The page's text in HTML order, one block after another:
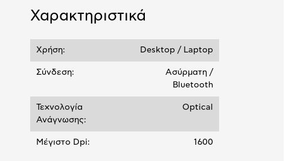
Χαρακτηριστικά
Χρήση: Desktop / Laptop
Σύνδεση:
Ασύρματη /
Bluetooth
Τεχνολογία
Ανάγνωσης:
Optical
Μέγιστο Dpi: 1600